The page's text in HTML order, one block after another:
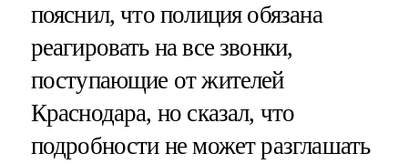
пояснил, что полиция обязана
реагировать на все звонки,
поступающие от жителей
Краснодара, но сказал, что
подробности не может разглашать